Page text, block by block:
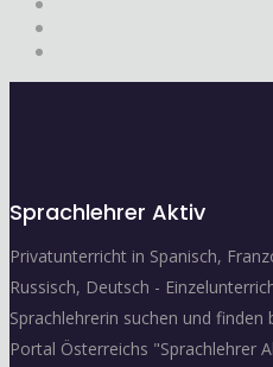
Sprachlehrer Aktiv
Privatunterricht in Spanisch,
Russisch, Deutsch -
Sprachlehrerin suchen und
Portal Österreichs "Sprachlehrer